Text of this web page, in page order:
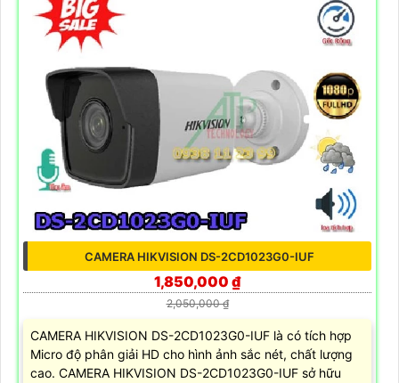
CAMERA HIKVISION DS-2CD1023G0-IUF
1,850,000 ₫
2,050,000 ₫
CAMERA HIKVISION DS-2CD1023G0-IUF là có tích hợp
Micro độ phân giải HD cho hình ảnh sắc nét, chất lượng
cao. CAMERA HIKVISION DS-2CD1023G0-IUF sở hữu